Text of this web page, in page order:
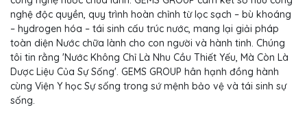
nghệ độc quyền, quy trình hoàn chỉnh từ lọc sạch – bù khoáng
– hydrogen hóa – tái sinh cấu trúc nước, mang lại giải pháp
toàn diện Nước chữa lành cho con người và hành tinh. Chúng
tôi tin rằng 'Nước Không Chỉ Là Nhu Cầu Thiết Yếu, Mà Còn Là
Dược Liệu Của Sự Sống'. GEMS GROUP hân hạnh đồng hành
cùng Viện Y học Sự sống trong sứ mệnh bảo vệ và tái sinh sự
sống.